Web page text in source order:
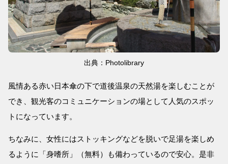
出典：Photolibrary
風情ある赤い日本傘の下で道後温泉の天然湯を楽しむことが
でき、観光客のコミュニケーションの場として人気のスポッ
トになっています。
ちなみに、女性にはストッキングなどを脱いで足湯を楽しめ
るように「身嗜所」（無料）も備わっているので安心。是非